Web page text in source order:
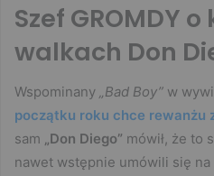
Szef GROMDY
walkach Don
Wspominany „Bad Boy” w
początku roku chce rewanżu
sam „Don Diego” mówił, że to
nawet wstępnie umówili się